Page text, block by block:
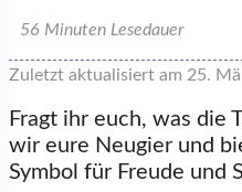
56 Minuten Lesedauer
Zuletzt aktualisiert am 25.
Fragt ihr euch, was die
wir eure Neugier und
Symbol für Freude und